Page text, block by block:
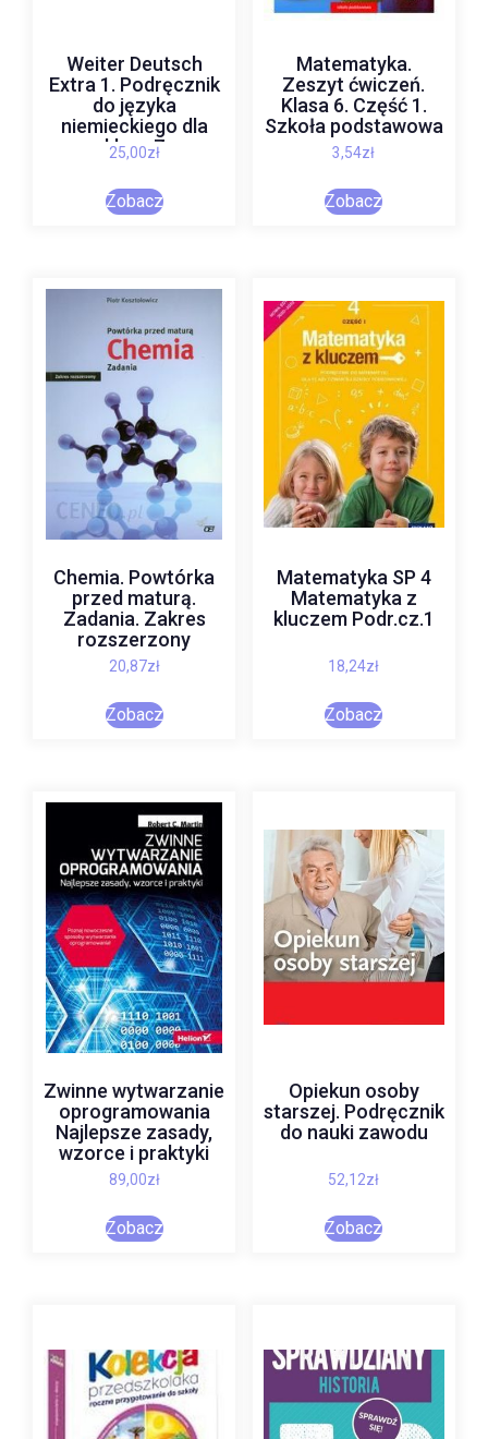
Weiter Deutsch
Extra 1. Podręcznik
do języka
niemieckiego dla
klasy 7
25,00zł
Zobacz
Matematyka.
Zeszyt ćwiczeń.
Klasa 6. Część 1.
Szkoła podstawowa
3,54zł
Zobacz
Chemia. Powtórka
przed maturą.
Zadania. Zakres
rozszerzony
20,87zł
Zobacz
Matematyka SP 4
Matematyka z
kluczem Podr.cz.1
18,24zł
Zobacz
Zwinne wytwarzanie
oprogramowania
Najlepsze zasady,
wzorce i praktyki
89,00zł
Zobacz
Opiekun osoby
starszej. Podręcznik
do nauki zawodu
52,12zł
Zobacz